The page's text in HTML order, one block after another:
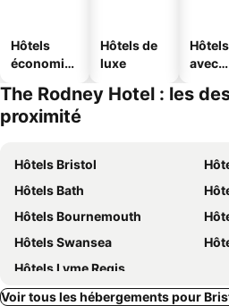
Hôtels
économiq
Hôtels de
luxe
Hôtels
avec
The Rodney Hotel : les
proximité
Hôtels Bristol
Hôtels Bath
Hôtels Bournemouth
Hôtels Swansea
Hôtels Lyme Regis
Voir tous les hébergements pour